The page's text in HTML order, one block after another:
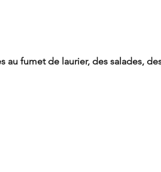
fumet de laurier, des salades,